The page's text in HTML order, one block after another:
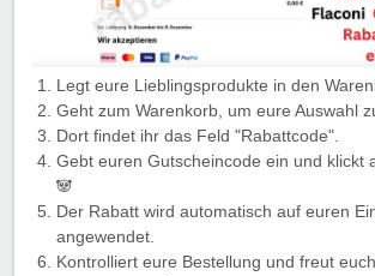
Legt eure Lieblingsprodukte in den
Geht zum Warenkorb, um eure Auswahl
Dort findet ihr das Feld "Rabattcode".
Gebt euren Gutscheincode ein und klickt
🐼
Der Rabatt wird automatisch auf euren
angewendet.
Kontrolliert eure Bestellung und freut